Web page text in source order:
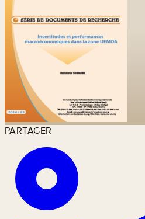
PARTAGER